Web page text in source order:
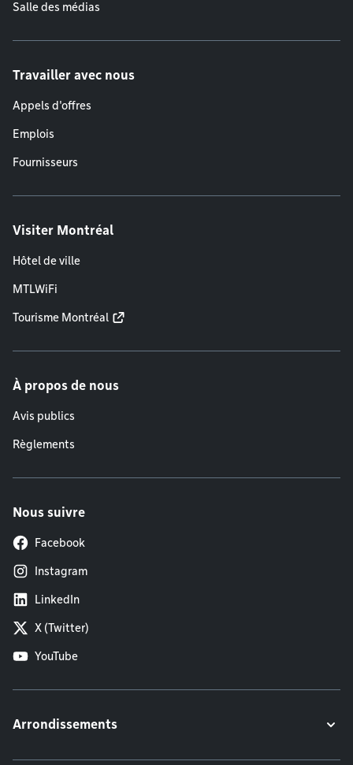
Salle des médias
Travailler avec nous
Appels d'offres
Emplois
Fournisseurs
Visiter Montréal
Hôtel de ville
MTLWiFi
Tourisme Montréal
À propos de nous
Avis publics
Règlements
Nous suivre
Facebook
Instagram
LinkedIn
X (Twitter)
YouTube
Arrondissements